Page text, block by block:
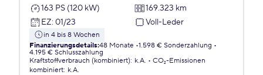
163 PS (120 kW)
169.323 km
EZ: 01/23 Voll-Leder
in 4 bis 8 Wochen
Finanzierungsdetails:48 Monate 1.598 € Sonderzahlung
4.195 € Schlusszahlung
Kraftstoffverbrauch (kombiniert): k.A.
CO₂-Emissionen
kombiniert: k.A.